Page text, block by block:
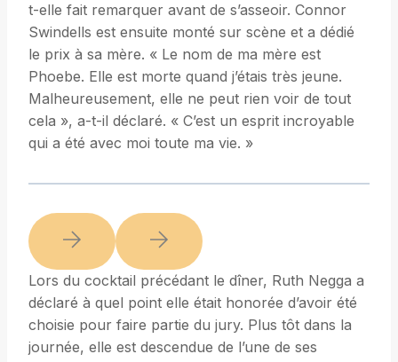
t-elle fait remarquer avant de s’asseoir. Connor
Swindells est ensuite monté sur scène et a dédié
le prix à sa mère. « Le nom de ma mère est
Phoebe. Elle est morte quand j’étais très jeune.
Malheureusement, elle ne peut rien voir de tout
cela », a-t-il déclaré. « C’est un esprit incroyable
qui a été avec moi toute ma vie. »
Lors du cocktail précédant le dîner, Ruth Negga a
déclaré à quel point elle était honorée d’avoir été
choisie pour faire partie du jury. Plus tôt dans la
journée, elle est descendue de l’une de ses